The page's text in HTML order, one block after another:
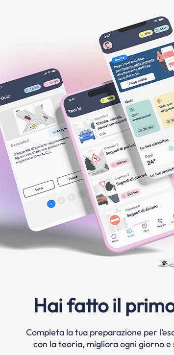
Hai fatto il
Completa la tua preparazione per
con la teoria, migliora ogni giorno e